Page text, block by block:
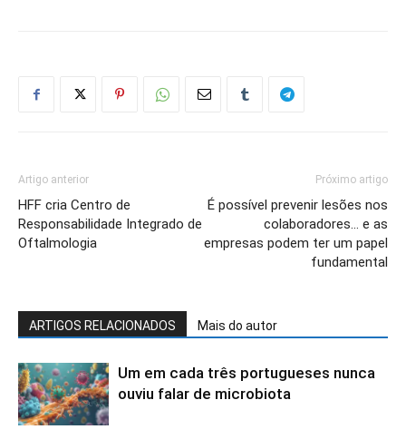
Artigo anterior
HFF cria Centro de
Responsabilidade Integrado de
Oftalmologia
Próximo artigo
É possível prevenir lesões nos
colaboradores… e as
empresas podem ter um papel
fundamental
ARTIGOS RELACIONADOS Mais do autor
Um em cada três portugueses nunca
ouviu falar de microbiota